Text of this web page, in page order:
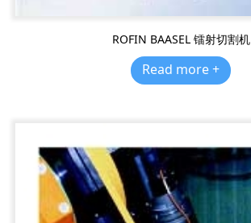
ROFIN BAASEL 镭射切割机
Read more +